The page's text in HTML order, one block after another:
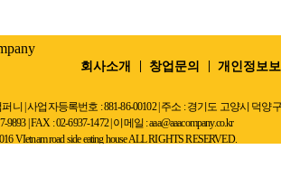
회사소개 창업문의 개인정보
니 | 사업자등록번호 : 881-86-00102 | 주소 : 경기도 고양시 덕
9893 | FAX : 02-6937-1472 | 이메일 : aaa@aaacompany.co.kr
VIetnam road side eating house ALL RIGHTS RESERVED.